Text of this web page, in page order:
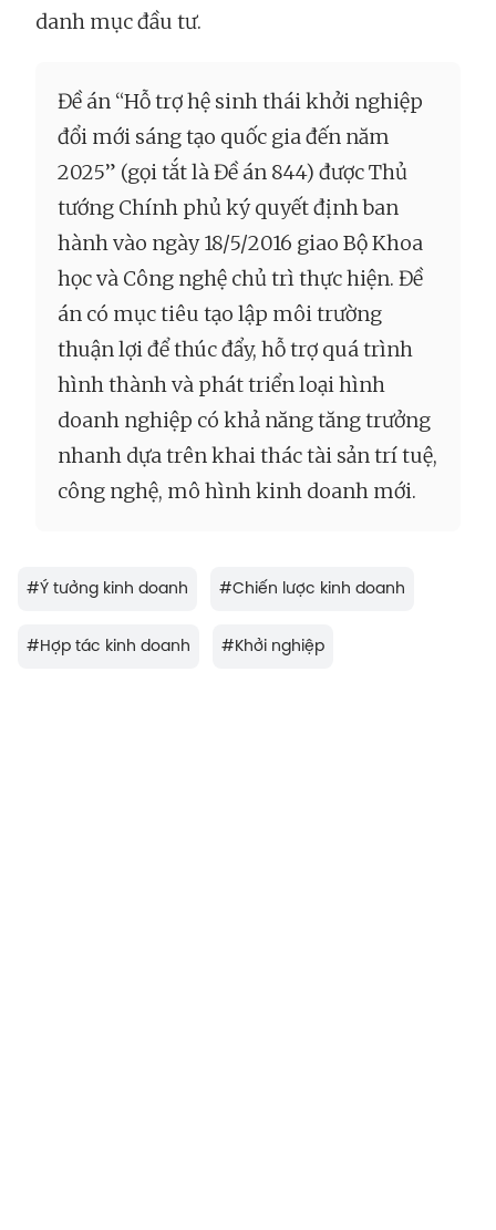
danh mục đầu tư.
Đề án “Hỗ trợ hệ sinh thái khởi nghiệp
đổi mới sáng tạo quốc gia đến năm
2025” (gọi tắt là Đề án 844) được Thủ
tướng Chính phủ ký quyết định ban
hành vào ngày 18/5/2016 giao Bộ Khoa
học và Công nghệ chủ trì thực hiện. Đề
án có mục tiêu tạo lập môi trường
thuận lợi để thúc đẩy, hỗ trợ quá trình
hình thành và phát triển loại hình
doanh nghiệp có khả năng tăng trưởng
nhanh dựa trên khai thác tài sản trí tuệ,
công nghệ, mô hình kinh doanh mới.
#Ý tưởng kinh doanh #Chiến lược kinh doanh
#Hợp tác kinh doanh #Khởi nghiệp